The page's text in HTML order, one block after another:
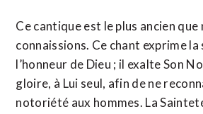
Ce cantique est le plus ancien que
connaissions. Ce chant exprime
l’honneur de Dieu ; il exalte Son
gloire, à Lui seul, afin de ne
notoriété aux hommes. La